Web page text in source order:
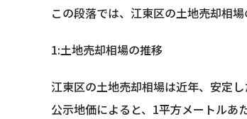
この段落では、江東区の土地売却相
1:土地売却相場の推移
江東区の土地売却相場は近年、安定し
公示地価によると、1平方メートルあ